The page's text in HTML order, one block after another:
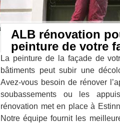
ALB rénovation
peinture de votre
La peinture de la façade de
bâtiments peut subir une
Avez-vous besoin de rénover
soubassements ou les
rénovation met en place à
Notre équipe fournit les